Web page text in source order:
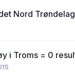
Nord Trøndelag
i Troms = 0